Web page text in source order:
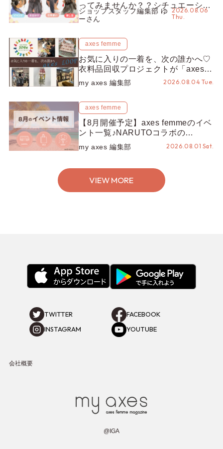
ってみませんか？？シチュエーショ
ン別“かんざし”のオススメ【ショッ
プスタッフ編集部】
ショップスタッフ編集部 ゆ
ーさん
2026.08.06
Thu.
axes femme
お気に入りの一着を、次の誰かへ♡
衣料品回収プロジェクトが「axes
LOOP」にアップデート！活用する
とポイントが手に入る◎
my axes 編集部 2026.08.04 Tue.
axes femme
【8月開催予定】axes femmeのイベ
ント一覧♪NARUTOコラボの
REZEN POPUPから、プチYour
Stage.、ティーパーティまで！8月
my axes 編集部 2026.08.01 Sat.
VIEW MORE
TWITTER
FACEBOOK
INSTAGRAM
YOUTUBE
会社概要
@IGA